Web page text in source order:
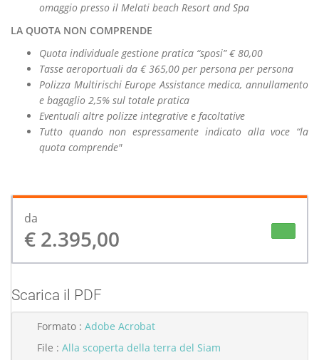
omaggio presso il Melati beach Resort and Spa
LA QUOTA NON COMPRENDE
Quota individuale gestione pratica “sposi” € 80,00
Tasse aeroportuali da € 365,00 per persona per persona
Polizza Multirischi Europe Assistance medica, annullamento
e bagaglio 2,5% sul totale pratica
Eventuali altre polizze integrative e facoltative
Tutto quando non espressamente indicato alla voce “la
quota comprende"
da
€ 2.395,00
Scarica il PDF
Formato : Adobe Acrobat
File : Alla scoperta della terra del Siam